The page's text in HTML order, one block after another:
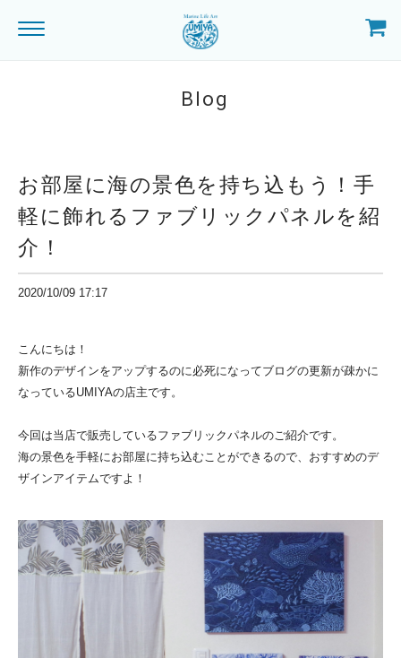
Blog
お部屋に海の景色を持ち込もう！手
軽に飾れるファブリックパネルを紹
介！
2020/10/09 17:17
こんにちは！
新作のデザインをアップするのに必死になってブログの更新が疎かに
なっているUMIYAの店主です。
今回は当店で販売しているファブリックパネルのご紹介です。
海の景色を手軽にお部屋に持ち込むことができるので、おすすめのデ
ザインアイテムですよ！